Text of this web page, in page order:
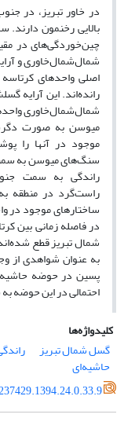
در خاور تبریز، در
بالایی رخنمون دارند.
چین‌خوردگی‌های در
شمال‌شمال‌خاوری و
اصلی واحدهای
رانده‌اند. این آرایه
شمال‌شمال‌خاوری
میوسن به صورت
موجود در آنها را
سنگ‌های میوسن به
راندگی به سمت
راست‌گرد در منطقه
ساختارهای موجود در
در فاصله زمانی بین
شمال تبریز قطع
به ‌عنوان شواهدی از
پسین در حوضه
احتمالی در این
کلیدواژه‌ها
گسل شمال تبریز
حاشیه‌ای